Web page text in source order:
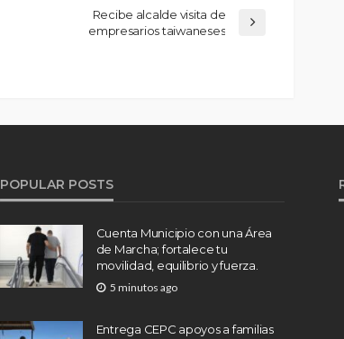
Recibe alcalde visita de
empresarios taiwaneses
POPULAR POSTS
Cuenta Municipio con una Área
de Marcha; fortalece tu
movilidad, equilibrio y fuerza.
5 minutos ago
Entrega CEPC apoyos a familias